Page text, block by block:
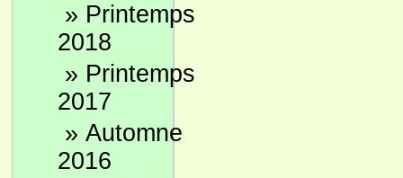
» Printemps
2018
» Printemps
2017
» Automne
2016